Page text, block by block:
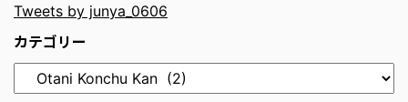
Tweets by junya_0606
カテゴリー